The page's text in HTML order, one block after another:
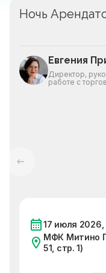
Ночь
Евгения
Директор,
работе с
17 июля 2026,
МФК Митино
51, стр. 1)